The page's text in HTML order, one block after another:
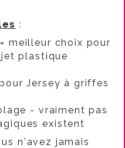
:
meilleur choix pour
plastique
Jersey à griffes
- vraiment pas
existent
n'avez jamais